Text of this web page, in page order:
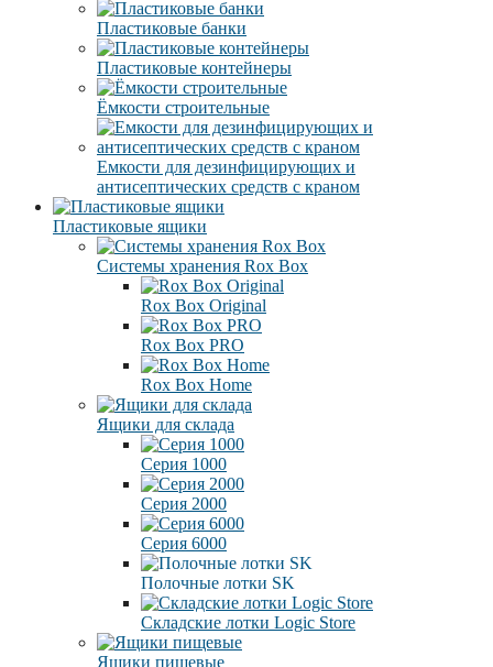
Пластиковые банки
Пластиковые контейнеры
Ёмкости строительные
Емкости для дезинфицирующих и
антисептических средств с краном
Пластиковые ящики
Системы хранения Rox Box
Rox Box Original
Rox Box PRO
Rox Box Home
Ящики для склада
Серия 1000
Серия 2000
Серия 6000
Полочные лотки SK
Складские лотки Logic Store
Ящики пищевые